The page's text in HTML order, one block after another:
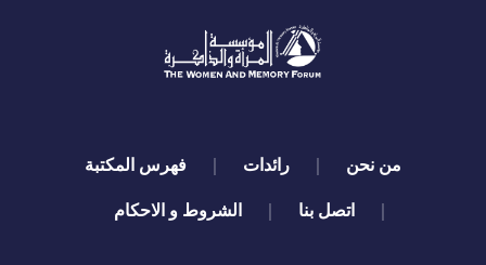
quick links
من نحن رائدات
فهرس المكتبة
اتصل بنا
الشروط و الاحكام